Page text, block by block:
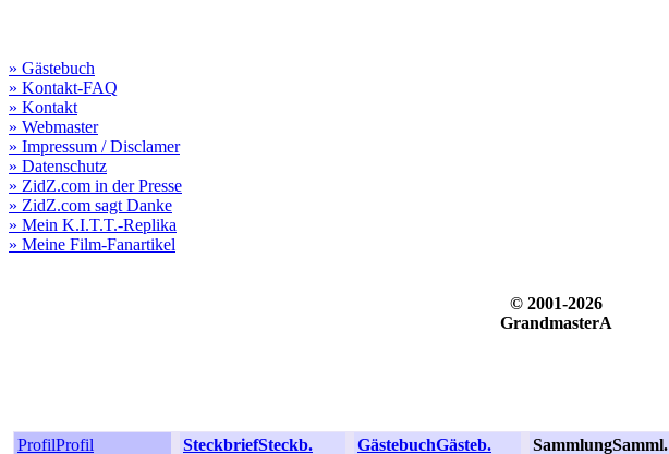
» Gästebuch
» Kontakt-FAQ
» Kontakt
» Webmaster
» Impressum / Disclamer
» Datenschutz
» ZidZ.com in der Presse
» ZidZ.com sagt Danke
» Mein K.I.T.T.-Replika
» Meine Film-Fanartikel
© 2001-2026
GrandmasterA
ProfilProfil SteckbriefSteckb. GästebuchGästeb. SammlungSamml.